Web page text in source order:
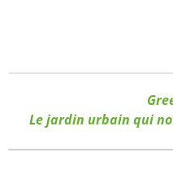
Le jardin urbain qui